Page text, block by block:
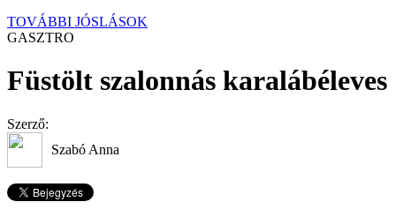
TOVÁBBI JÓSLÁSOK
GASZTRO
Füstölt szalonnás karalábéleves
Szerző:
Szabó Anna